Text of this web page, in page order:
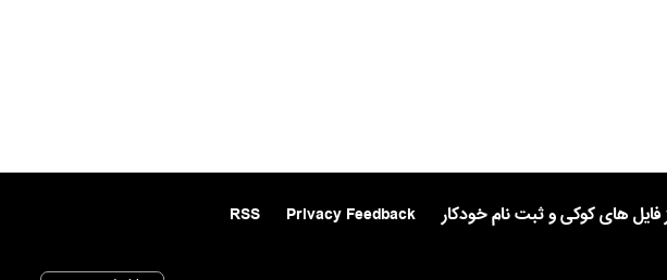
های کوکی و ثبت نام خودکار Privacy Feedback
RSS